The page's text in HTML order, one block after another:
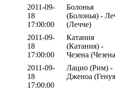
2011-09-
18
17:00:00
Болонья
(Болонья) -
(Лечче)
2011-09-
18
17:00:00
Катания
(Катания) -
Чезена
2011-09-
18
17:00:00
Лацио (Рим) -
Дженоа